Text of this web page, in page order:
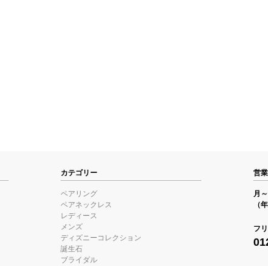
カテゴリー
ペアリング
ペアネックレス
レディース
メンズ
ディズニーコレクション
誕生石
ブライダル
営
月
（
フ